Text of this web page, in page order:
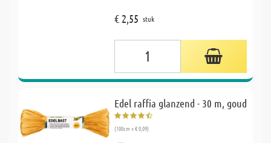
€ 2,55 stuk
Edel raffia glanzend - 30 m, goud
(100cm = € 0,09)